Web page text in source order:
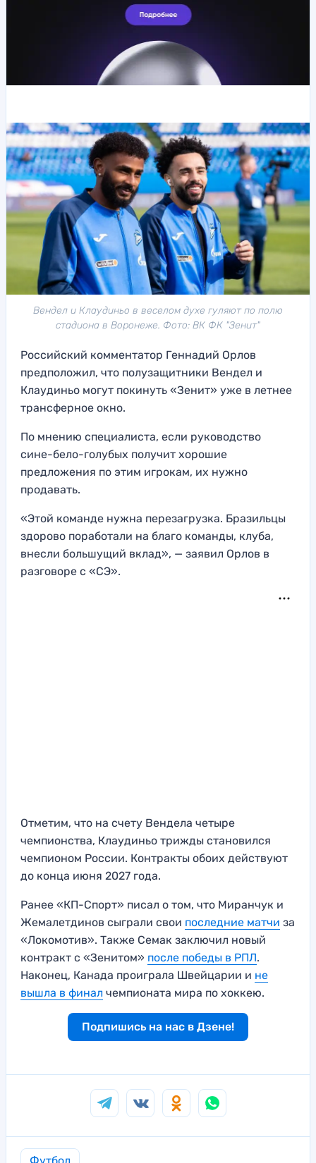
Вендел и Клаудиньо в веселом духе гуляют по полю
стадиона в Воронеже. Фото: ВК ФК "Зенит"
Российский комментатор Геннадий Орлов
предположил, что полузащитники Вендел и
Клаудиньо могут покинуть «Зенит» уже в летнее
трансферное окно.
По мнению специалиста, если руководство
сине-бело-голубых получит хорошие
предложения по этим игрокам, их нужно
продавать.
«Этой команде нужна перезагрузка. Бразильцы
здорово поработали на благо команды, клуба,
внесли большущий вклад», — заявил Орлов в
разговоре с «СЭ».
Отметим, что на счету Вендела четыре
чемпионства, Клаудиньо трижды становился
чемпионом России. Контракты обоих действуют
до конца июня 2027 года.
Ранее «КП-Спорт» писал о том, что Миранчук и
Жемалетдинов сыграли свои последние матчи за
«Локомотив». Также Семак заключил новый
контракт с «Зенитом» после победы в РПЛ.
Наконец, Канада проиграла Швейцарии и не
вышла в финал чемпионата мира по хоккею.
Подпишись на нас в Дзене!